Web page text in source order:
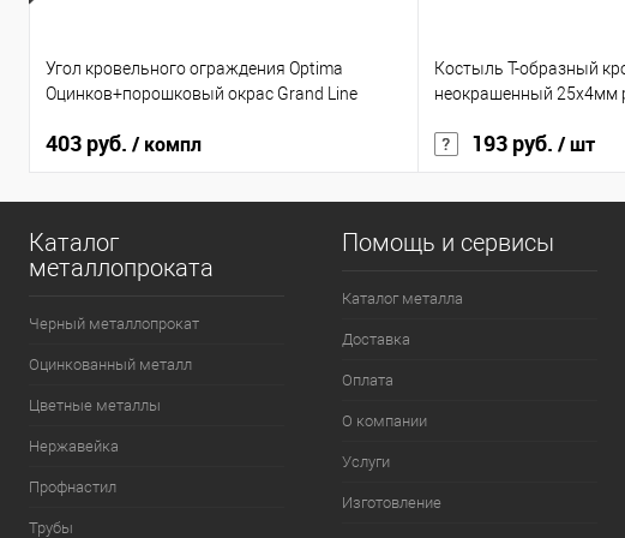
Угол кровельного ограждения Optima
Оцинков+порошковый окрас Grand Line
403 руб. / компл
Костыль Т-образный
неокрашенный 25х4мм
193 руб. / шт
Каталог
металлопроката
Черный металлопрокат
Оцинкованный металл
Цветные металлы
Нержавейка
Профнастил
Трубы
Помощь и сервисы
Каталог металла
Доставка
Оплата
О компании
Услуги
Изготовление